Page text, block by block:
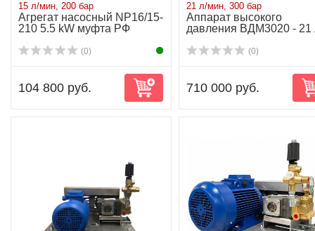
15 л/мин, 200 бар
Агрегат насосный NP16/15-
210 5.5 kW муфта РФ
(0)
104 800 руб.
21 л/мин, 300 бар
Аппарат высокого
давления ВДМ3020 - 21
(0)
710 000 руб.